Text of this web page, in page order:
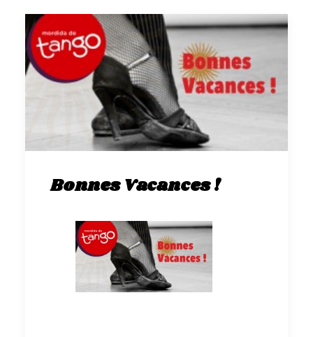
Bonnes Vacances !